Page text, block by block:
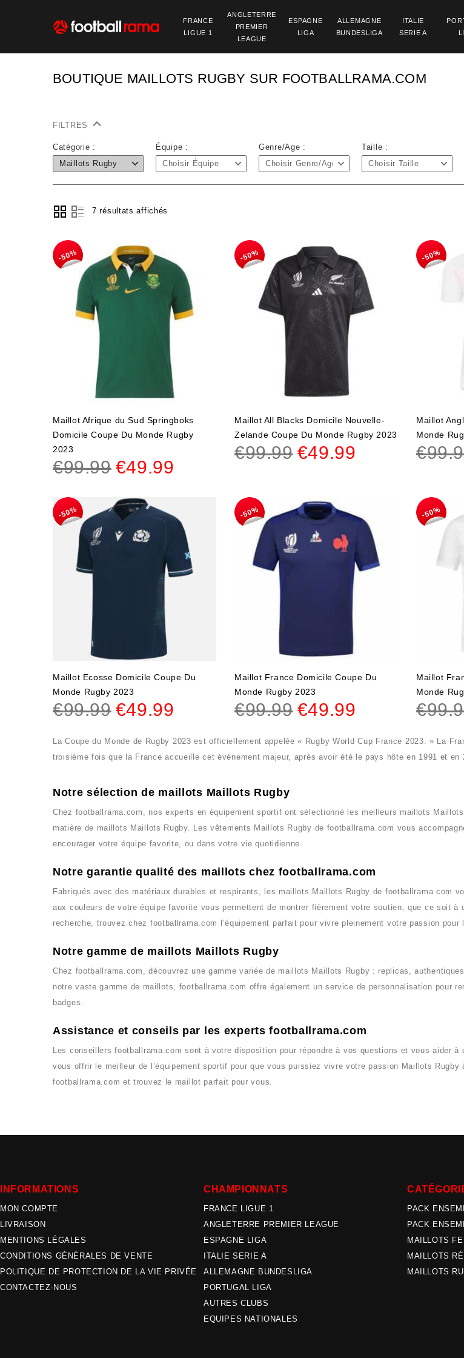
FRANCE
LIGUE 1
ANGLETERRE
PREMIER
LEAGUE
ESPAGNE
LIGA
ALLEMAGNE
BUNDESLIGA
ITALIE
SERIE A
BOUTIQUE MAILLOTS RUGBY SUR FOOTBALLRAMA.COM
FILTRES
Catégorie :
Maillots Rugby
Équipe :
Choisir Équipe
Genre/Age :
Choisir Genre/Age
Taille :
Choisir Taille
7 résultats affichés
-50%
Maillot Afrique du Sud Springboks
Domicile Coupe Du Monde Rugby
2023
€99.99 €49.99
-50%
Maillot All Blacks Domicile Nouvelle-
Zelande Coupe Du Monde Rugby 2023
€99.99 €49.99
-50%
Maillot
Monde
€
-50%
Maillot Ecosse Domicile Coupe Du
Monde Rugby 2023
€99.99 €49.99
-50%
Maillot France Domicile Coupe Du
Monde Rugby 2023
€99.99 €49.99
-50%
Maillot
Monde
€
La Coupe du Monde de Rugby 2023 est officiellement appelée « Rugby World Cup France 2023. » La
troisième fois que la France accueille cet événement majeur, après avoir été le pays hôte en 1991 et en
Notre sélection de maillots Maillots Rugby
Chez footballrama.com , nos experts en équipement sportif ont sélectionné les meilleurs maillots
matière de maillots Maillots Rugby. Les vêtements Maillots Rugby de footballrama.com vous
encourager votre équipe favorite, ou dans votre vie quotidienne.
Notre garantie qualité des maillots chez footballrama.com
Fabriqués avec des matériaux durables et respirants, les maillots Maillots Rugby de footballrama.com
aux couleurs de votre équipe favorite vous permettent de montrer fièrement votre soutien, que ce soit
recherche, trouvez chez footballrama.com l’équipement parfait pour vivre pleinement votre passion
Notre gamme de maillots Maillots Rugby
Chez footballrama.com , découvrez une gamme variée de maillots Maillots Rugby : replicas,
notre vaste gamme de maillots, footballrama.com offre également un service de personnalisation pour
badges.
Assistance et conseils par les experts footballrama.com
Les conseillersfootballrama.com sont à votre disposition pour répondre à vos questions et vous aider à
vous offrir le meilleur de l’équipement sportif pour que vous puissiez vivre votre passion Maillots Rugby
footballrama.com et trouvez le maillot parfait pour vous.
INFORMATIONS
MON COMPTE
LIVRAISON
MENTIONS LÉGALES
CONDITIONS GÉNÉRALES DE VENTE
POLITIQUE DE PROTECTION DE LA VIE PRIVÉE
CONTACTEZ-NOUS
CHAMPIONNATS
FRANCE LIGUE 1
ANGLETERRE PREMIER LEAGUE
ESPAGNE LIGA
ITALIE SERIE A
ALLEMAGNE BUNDESLIGA
PORTUGAL LIGA
AUTRES CLUBS
EQUIPES NATIONALES
PACK
PACK
MAILLOTS
MAILLOTS
MAILLOTS